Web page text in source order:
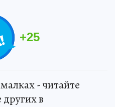
+25
- читайте
в